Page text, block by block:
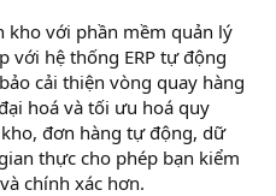
kho với phần mềm quản lý
với hệ thống ERP tự động
cải thiện vòng quay hàng
hoá và tối ưu hoá quy
đơn hàng tự động, dữ
thực cho phép bạn kiểm
chính xác hơn.